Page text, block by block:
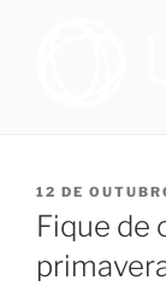
DE
DE
promover
necessitem
PUBLICADO
EM
12 DE
Fique de